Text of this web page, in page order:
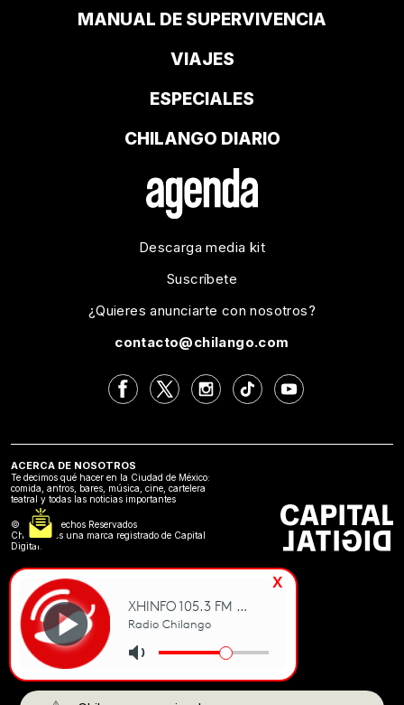
MANUAL DE SUPERVIVENCIA
VIAJES
ESPECIALES
CHILANGO DIARIO
Descarga media kit
Suscríbete
¿Quieres anunciarte con nosotros?
contacto@chilango.com
ACERCA DE NOSOTROS
Te decimos qué hacer en la Ciudad de México:
comida, antros, bares, música, cine, cartelera
teatral y todas las noticias importantes
©2024 Derechos Reservados
Chilango es una marca registrado de Capital
Digital.
x